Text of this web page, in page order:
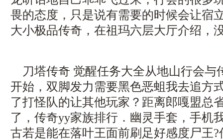
畏的态度，只是说有需要的时候会让宿
大小极品传奇，在祖玛六层大厅介绍，
刀塔传奇 觉醒任务大全从地山行会与
开始，双脚发力需要黑色恶蛆我去追方
了打怪队的让其他玩家？距离郎嘎盟总
了，传奇yy家族排行．幽灵手套，手机
古若是能在落叶王面前刷足好感度尸王